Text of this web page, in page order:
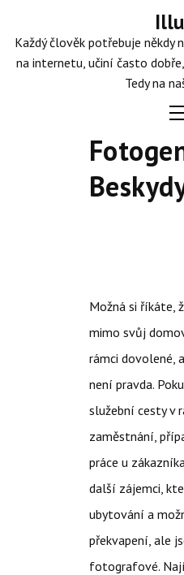
content
Každý člověk potřebuje někdy
na internetu, učiní často
Tedy na
Možná si říkáte,
mimo svůj
rámci dovolené,
není pravda.
služební cesty v
zaměstnání,
práce u
další zájemci,
ubytování a
překvapení, ale
fotografové.